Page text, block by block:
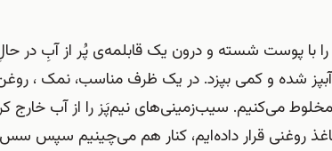
با پوست شسته و درون یک قابلمه‌ی پُر از آبِ در
مدت 15 دقیقه آبپز شده و کمی بپزد. در یک ظرف مناسب،
می‌کنیم. سیب‌زمینی‌های نیم‌پَز را از آب خارج
روغنی قرار داده‌ایم، کنار هم می‌چینیم سپس